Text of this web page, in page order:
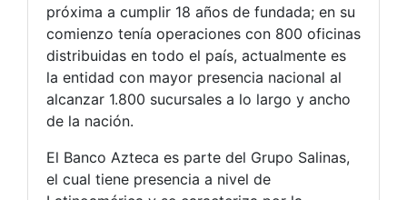
próxima a cumplir 18 años de fundada; en su
comienzo tenía operaciones con 800 oficinas
distribuidas en todo el país, actualmente es
la entidad con mayor presencia nacional al
alcanzar 1.800 sucursales a lo largo y ancho
de la nación.
El Banco Azteca es parte del Grupo Salinas,
el cual tiene presencia a nivel de